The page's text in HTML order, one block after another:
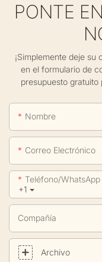
PONTE
¡Simplemente deje
en el formulario de
presupuesto gratuito
Nombre
Correo Electrónico
+1
Teléfono/WhatsApp
Compañía
Archivo